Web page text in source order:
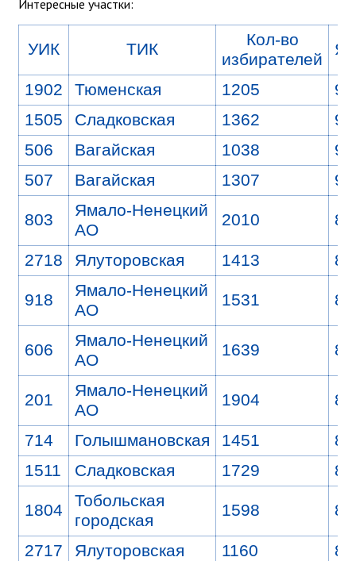
Интересные участки:
УИК ТИК
Кол-во
избирателей
1902 Тюменская 1205
1505
Сладковская 1362
506
Вагайская 1038
507
Вагайская 1307
803
Ямало-Ненецкий
АО
2010
2718 Ялуторовская 1413
918
Ямало-Ненецкий
АО
1531
606
Ямало-Ненецкий
АО
1639
201
Ямало-Ненецкий
АО
1904
714 Голышмановская 1451
1511
Сладковская 1729
1804
Тобольская
городская
1598
2717 Ялуторовская 1160